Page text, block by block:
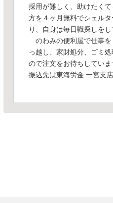
採用が難しく、助けたく
方を４ヶ月無料でシェル
り、自身は毎日職探しをし
のわみの便利屋で仕事を
っ越し、家財処分、ゴミ
ので注文をお待ちしてい
振込先は東海労金 一宮支